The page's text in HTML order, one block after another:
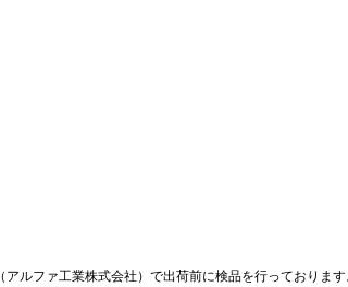
ルファ工業株式会社）で出荷前に検品を行っておりま